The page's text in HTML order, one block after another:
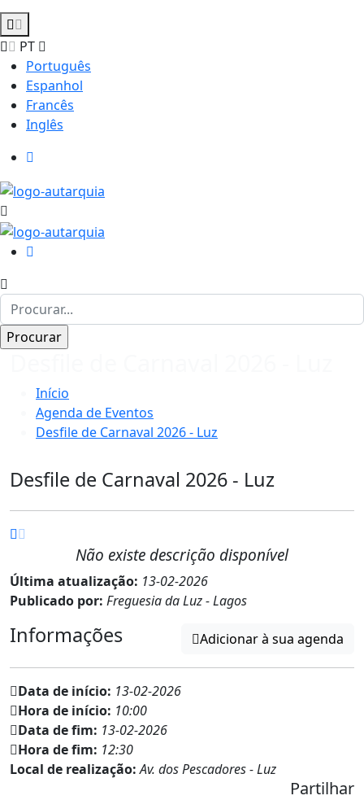
PT
Português
Espanhol
Francês
Inglês
Início
Agenda de Eventos
Desfile de Carnaval 2026 - Luz
Desfile de Carnaval 2026 - Luz
Não existe descrição disponível
Última atualização: 13-02-2026
Publicado por: Freguesia da Luz - Lagos
Informações Adicionar à sua agenda
Data de início: 13-02-2026
Hora de início: 10:00
Data de fim: 13-02-2026
Hora de fim: 12:30
Local de realização:Av. dos Pescadores - Luz
Partilhar